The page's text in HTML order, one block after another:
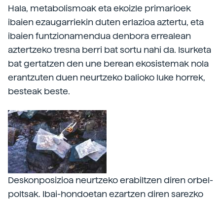
Hala, metabolismoak eta ekoizle primarioek
ibaien ezaugarriekin duten erlazioa aztertu, eta
ibaien funtzionamendua denbora errealean
aztertzeko tresna berri bat sortu nahi da. Isurketa
bat gertatzen den une berean ekosistemak nola
erantzuten duen neurtzeko balioko luke horrek,
besteak beste.
Deskonposizioa neurtzeko erabiltzen diren orbel-
poltsak. Ibai-hondoetan ezartzen diren sarezko